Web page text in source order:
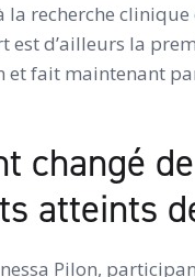
la recherche
est d’ailleurs la
et fait maintenant
changé
atteints
Pilon,